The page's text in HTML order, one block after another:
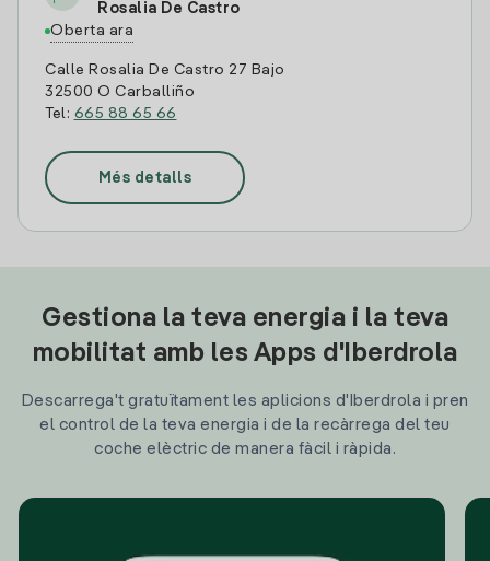
Rosalia De Castro
Oberta ara
Calle Rosalia De Castro 27 Bajo
32500 O Carballiño
Tel: 665 88 65 66
Més detalls
Gestiona la teva energia i la teva
mobilitat amb les Apps d'Iberdrola
Descarrega't gratuïtament les aplicions d'Iberdrola i pren
el control de la teva energia i de la recàrrega del teu
coche elèctric de manera fàcil i ràpida.